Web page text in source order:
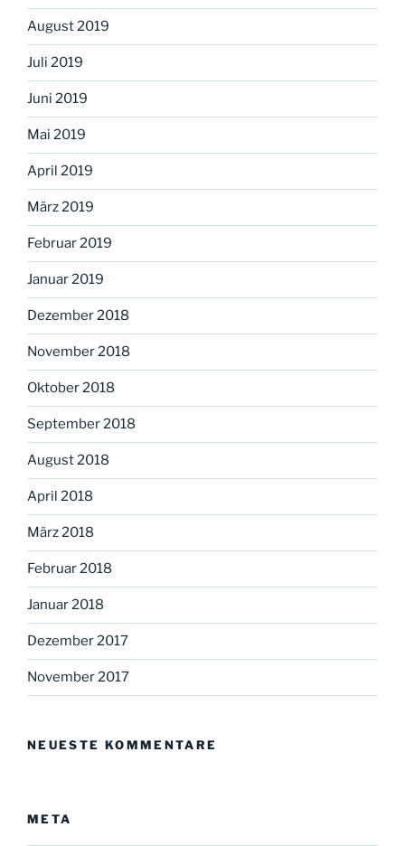
August 2019
Juli 2019
Juni 2019
Mai 2019
April 2019
März 2019
Februar 2019
Januar 2019
Dezember 2018
November 2018
Oktober 2018
September 2018
August 2018
April 2018
März 2018
Februar 2018
Januar 2018
Dezember 2017
November 2017
NEUESTE KOMMENTARE
META